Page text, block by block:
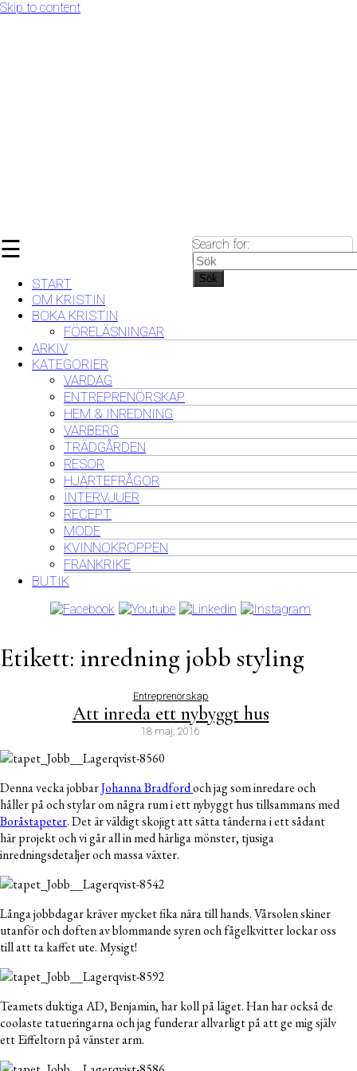
Skip to content
☰
START
OM KRISTIN
BOKA KRISTIN
FÖRELÄSNINGAR
ARKIV
KATEGORIER
VARDAG
ENTREPRENÖRSKAP
HEM & INREDNING
VARBERG
TRÄDGÅRDEN
RESOR
HJÄRTEFRÅGOR
INTERVJUER
RECEPT
MODE
KVINNOKROPPEN
FRANKRIKE
BUTIK
Search for:
Sök
Etikett: inredning jobb styling
Entreprenörskap
Att inreda ett nybyggt hus
18 maj, 2016
Denna vecka jobbarJohanna Bradfordoch jag som inredare och
håller på och stylar om några rum i ett nybyggt hus tillsammans med
Boråstapeter. Det är väldigt skojigt att sätta tänderna i ett sådant
här projekt och vi går all in med härliga mönster, tjusiga
inredningsdetaljer och massa växter.
Långa jobbdagar kräver mycket fika nära till hands. Vårsolen skiner
utanför och doften av blommande syren och fågelkvitter lockar oss
till att ta kaffet ute. Mysigt!
Teamets duktiga AD, Benjamin, har koll på läget. Han har också de
coolaste tatueringarna och jag funderar allvarligt på att ge mig själv
ett Eiffeltorn på vänster arm.